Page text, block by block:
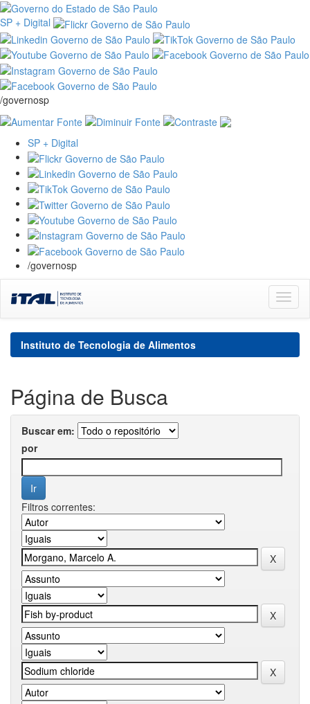
SP + Digital
/governosp
SP + Digital
/governosp
navigation
Instituto de Tecnologia de Alimentos
Página de Busca
Buscar em:
por
Filtros correntes: